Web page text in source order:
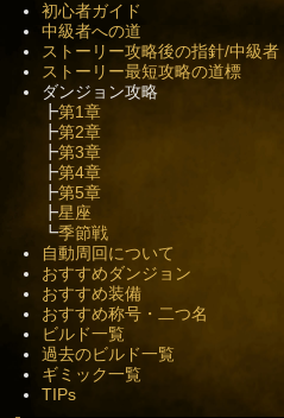
初心者ガイド
中級者への道
ストーリー攻略後の指針/中級者
ストーリー最短攻略の道標
ダンジョン攻略
┣第1章
┣第2章
┣第3章
┣第4章
┣第5章
┣星座
┗季節戦
自動周回について
おすすめダンジョン
おすすめ装備
おすすめ称号・二つ名
ビルド一覧
過去のビルド一覧
ギミック一覧
TIPs